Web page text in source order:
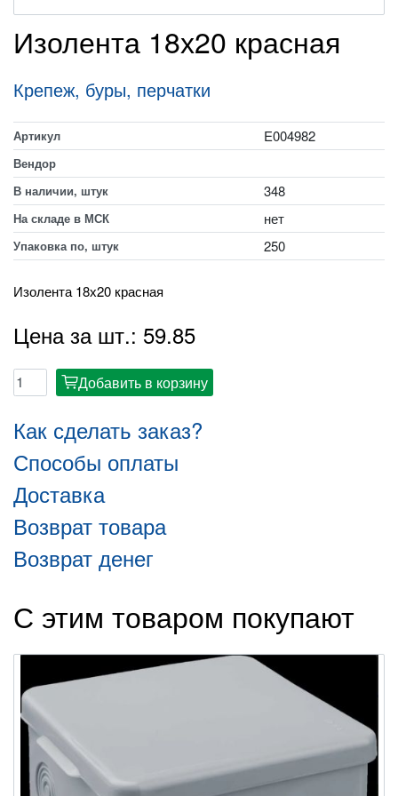
Изолента 18х20 красная
Крепеж, буры, перчатки
Артикул E004982
Вендор
В наличии, штук
348
На складе в МСК нет
Упаковка по, штук 250
Изолента 18х20 красная
Цена за шт.: 59.85
cartДобавить в корзину
Как сделать заказ?
Способы оплаты
Доставка
Возврат товара
Возврат денег
С этим товаром покупают